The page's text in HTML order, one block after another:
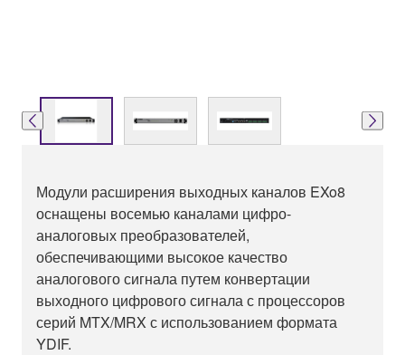
Модули расширения выходных каналов EXo8
оснащены восемью каналами цифро-
аналоговых преобразователей,
обеспечивающими высокое качество
аналогового сигнала путем конвертации
выходного цифрового сигнала с процессоров
серий MTX/MRX с использованием формата
YDIF.